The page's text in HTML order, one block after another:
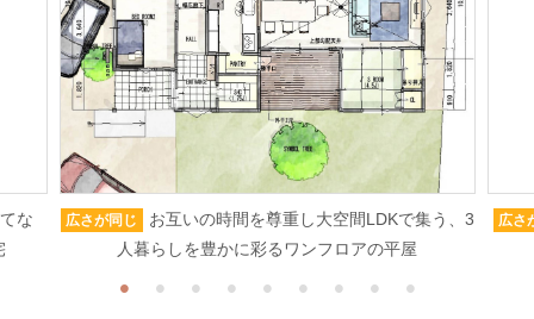
な
広さが同じ
お互いの時間を尊重し大空間LDKで集う、3
人暮らしを豊かに彩るワンフロアの平屋
広さ